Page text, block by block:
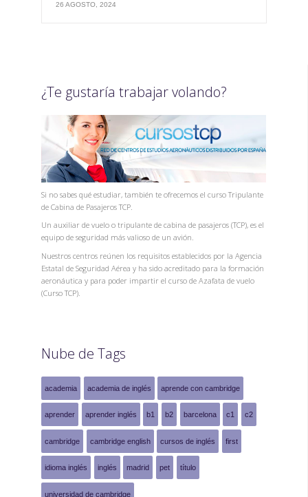
26 AGOSTO, 2024
¿Te gustaría trabajar volando?
Si no sabes qué estudiar, también te ofrecemos el curso Tripulante
de Cabina de Pasajeros TCP.
Un auxiliar de vuelo o tripulante de cabina de pasajeros (TCP), es el
equipo de seguridad más valioso de un avión.
Nuestros centros reúnen los requisitos establecidos por la Agencia
Estatal de Seguridad Aérea y ha sido acreditado para la formación
aeronáutica y para poder impartir el curso de Azafata de vuelo
(Curso TCP).
Nube de Tags
academia academia de inglés aprende con cambridge
aprender aprender inglés b1 b2 barcelona c1 c2
cambridge cambridge english cursos de inglés first
idioma inglés inglés madrid pet título
universidad de cambridge